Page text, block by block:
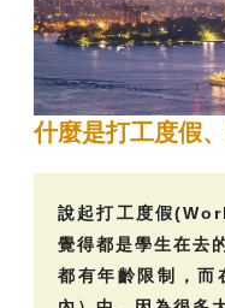
什麼是打工度假
說起打工度假
覺得都是學生在去
都有年齡限制，而